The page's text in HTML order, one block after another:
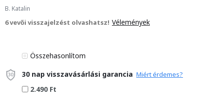
B. Katalin
6 vevői visszajelzést olvashatsz! Vélemények
Összehasonlítom
30 nap visszavásárlási garancia Miért érdemes?
2.490 Ft